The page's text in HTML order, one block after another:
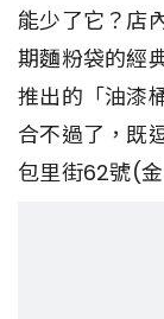
能少了它？店
期麵粉袋的經
推出的「油漆
合不過了，既
包里街62號(